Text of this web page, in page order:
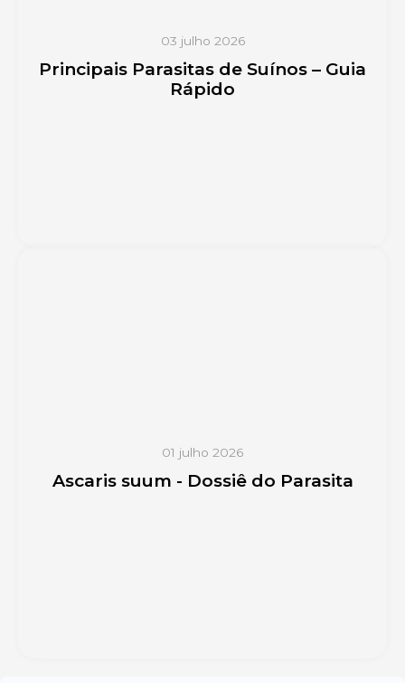
03 julho 2026
Principais Parasitas de Suínos – Guia
Rápido
01 julho 2026
Ascaris suum - Dossiê do Parasita